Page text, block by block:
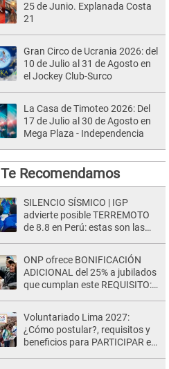
25 de Junio. Explanada Costa
21
Gran Circo de Ucrania 2026: del
10 de Julio al 31 de Agosto en
el Jockey Club-Surco
La Casa de Timoteo 2026: Del
17 de Julio al 30 de Agosto en
Mega Plaza - Independencia
Te Recomendamos
SILENCIO SÍSMICO | IGP
advierte posible TERREMOTO
de 8.8 en Perú: estas son las
ONP ofrece BONIFICACIÓN
ADICIONAL del 25% a jubilados
que cumplan este REQUISITO:
Voluntariado Lima 2027:
¿Cómo postular?, requisitos y
beneficios para PARTICIPAR en